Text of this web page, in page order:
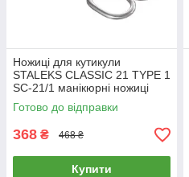
Ножиці для кутикули
STALEKS CLASSIC 21 TYPE 1
SC-21/1 манікюрні ножиці
для шкіри інструмент Сталекс
Готово до відправки
368 ₴ 468 ₴
Купити